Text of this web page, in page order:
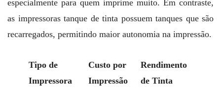
especialmente para quem imprime muito. Em contraste,
as impressoras tanque de tinta possuem tanques que são
recarregados, permitindo maior autonomia na impressão.
Tipo de
Impressora
Custo por
Impressão
Rendimento
de Tinta